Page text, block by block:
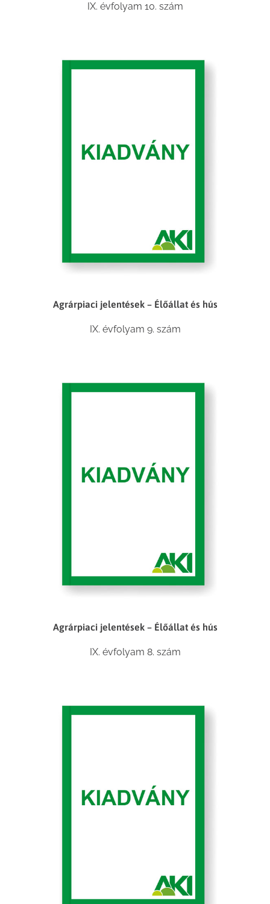
IX. évfolyam 10. szám
Agrárpiaci jelentések – Élőállat és hús
IX. évfolyam 9. szám
Agrárpiaci jelentések – Élőállat és hús
IX. évfolyam 8. szám